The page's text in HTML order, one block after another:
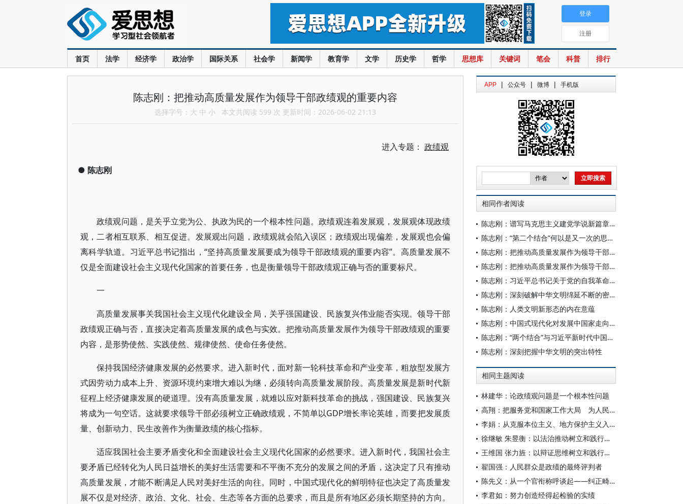
首页 法学 经济学 政治学 国际关系 社会学 新闻学 教育学 文学 历史学 哲学 思想库 关键词 笔会 科普 排行
登录
注册
陈志刚：把推动高质量发展作为领导干部政绩观的重要内容
选择字号： 大 中 小 本文共阅读 599 次 更新时间：2026-06-02 21:13
进入专题： 政绩观
● 陈志刚
政绩观问题，是关乎立党为公、执政为民的一个根本性问题。政绩观连着发展观，发展观体现政绩
观，二者相互联系、相互促进。发展观出问题，政绩观就会陷入误区；政绩观出现偏差，发展观也会偏
离科学轨道。习近平总书记指出，“坚持高质量发展要成为领导干部政绩观的重要内容”。高质量发展不
仅是全面建设社会主义现代化国家的首要任务，也是衡量领导干部政绩观正确与否的重要标尺。
一
高质量发展事关我国社会主义现代化建设全局，关乎强国建设、民族复兴伟业能否实现。领导干部
政绩观正确与否，直接决定着高质量发展的成色与实效。把推动高质量发展作为领导干部政绩观的重要
内容，是形势使然、实践使然、规律使然、使命任务使然。
保持我国经济健康发展的必然要求。进入新时代，面对新一轮科技革命和产业变革，粗放型发展方
式因劳动力成本上升、资源环境约束增大难以为继，必须转向高质量发展阶段。高质量发展是新时代新
征程上经济健康发展的硬道理。没有高质量发展，就难以应对新科技革命的挑战，强国建设、民族复兴
将成为一句空话。这就要求领导干部必须树立正确政绩观，不简单以GDP增长率论英雄，而要把发展质
量、创新动力、民生改善作为衡量政绩的核心指标。
适应我国社会主要矛盾变化和全面建设社会主义现代化国家的必然要求。进入新时代，我国社会主
要矛盾已经转化为人民日益增长的美好生活需要和不平衡不充分的发展之间的矛盾，这决定了只有推动
高质量发展，才能不断满足人民对美好生活的向往。同时，中国式现代化的鲜明特征也决定了高质量发
展不仅是对经济、政治、文化、社会、生态等各方面的总要求，而且是所有地区必须长期坚持的方向。
APP | 公众号 | 微博 | 手机版
相同作者阅读
陈志刚：谱写马克思主义建党学说新篇章——深入学习领会习近平党建思想的理论渊源
陈志刚：“第二个结合”何以是又一次的思想解放
陈志刚：把推动高质量发展作为领导干部政绩观的重要内容
陈志刚：把推动高质量发展作为领导干部政绩观的重要内容
陈志刚：习近平总书记关于党的自我革命的重要思想及其原创性贡献
陈志刚：深刻破解中华文明绵延不断的密码
陈志刚：人类文明新形态的内在意蕴
陈志刚：中国式现代化对发展中国家走向现代化的方法论意义
陈志刚：“两个结合”与习近平新时代中国特色社会主义思想的世界观和方法论的理论逻辑
陈志刚：深刻把握中华文明的突出特性
相同主题阅读
林建华：论政绩观问题是一个根本性问题
高翔：把服务党和国家工作大局 为人民做学问作为真正的政绩
李娟：从克服本位主义、地方保护主义入手端正政绩观
徐继敏 朱昱衡：以法治推动树立和践行正确政绩观
王维国 张力旌：以辩证思维树立和践行正确政绩观
翟国强：人民群众是政绩的最终评判者
陈先义：从一个官衔称呼谈起——纠正畸形政绩观和“官本位”思想
李君如：努力创造经得起检验的实绩